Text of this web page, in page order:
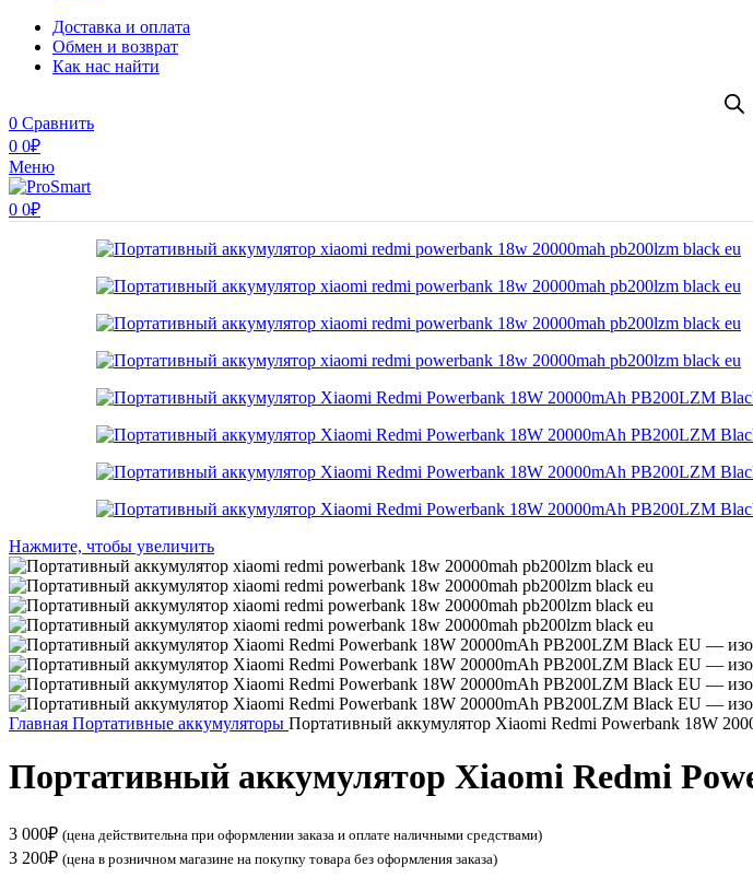
Доставка и оплата
Обмен и возврат
Как нас найти
0 Сравнить
0 0₽
Меню
0 0₽
Нажмите, чтобы увеличить
Главная Портативные аккумуляторы Портативный аккумулятор Xiaomi Redmi Powerbank 18W
Портативный аккумулятор Xiaomi Redmi
3 000₽ (цена действительна при оформлении заказа и оплате наличными средствами)
3 200₽ (цена в розничном магазине на покупку товара без оформления заказа)